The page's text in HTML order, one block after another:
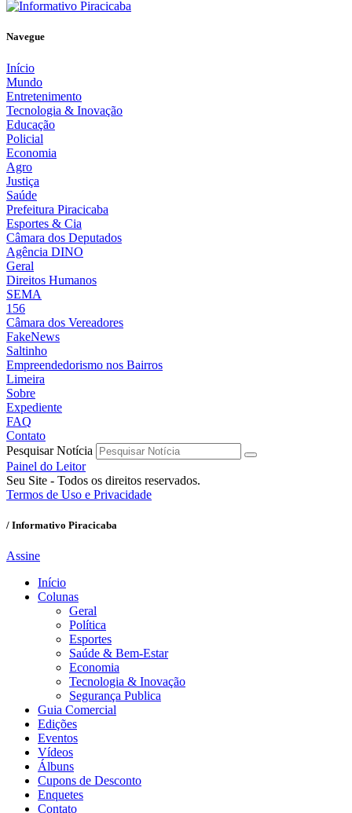
Navegue
Início
Mundo
Entretenimento
Tecnologia & Inovação
Educação
Policial
Economia
Agro
Justiça
Saúde
Prefeitura Piracicaba
Esportes & Cia
Câmara dos Deputados
Agência DINO
Geral
Direitos Humanos
SEMA
156
Câmara dos Vereadores
FakeNews
Saltinho
Empreendedorismo nos Bairros
Limeira
Sobre
Expediente
FAQ
Contato
Pesquisar Notícia
Painel do Leitor
Seu Site - Todos os direitos reservados.
Termos de Uso e Privacidade
/ Informativo Piracicaba
Assine
Início
Colunas
Geral
Política
Esportes
Saúde & Bem-Estar
Economia
Tecnologia & Inovação
Segurança Publica
Guia Comercial
Edições
Eventos
Vídeos
Álbuns
Cupons de Desconto
Enquetes
Contato